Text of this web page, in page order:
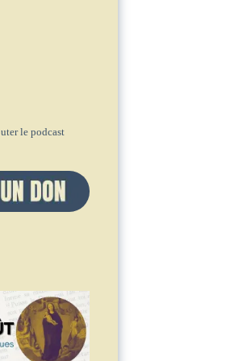
le podcast